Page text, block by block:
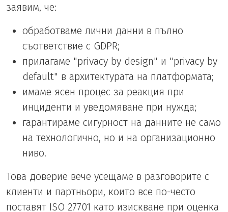
заявим, че:
обработваме лични данни в пълно
съответствие с GDPR;
прилагаме "privacy by design" и "privacy by
default" в архитектурата на платформата;
имаме ясен процес за реакция при
инциденти и уведомяване при нужда;
гарантираме сигурност на данните не само
на технологично, но и на организационно
ниво.
Това доверие вече усещаме в разговорите с
клиенти и партньори, които все по-често
поставят ISO 27701 като изискване при оценка